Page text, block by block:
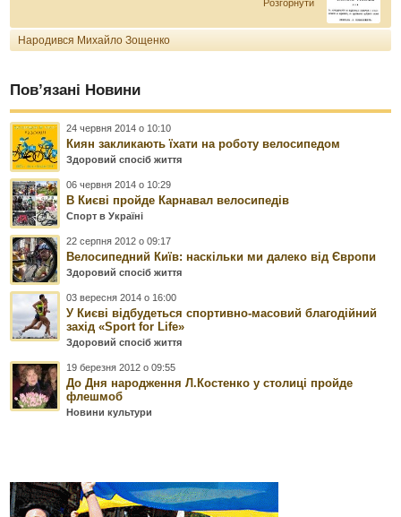
Розгорнути
Народився Михайло Зощенко
Пов’язані Новини
24 червня 2014 о 10:10
Киян закликають їхати на роботу велосипедом
Здоровий спосіб життя
06 червня 2014 о 10:29
В Києві пройде Карнавал велосипедів
Спорт в Україні
22 серпня 2012 о 09:17
Велосипедний Київ: наскільки ми далеко від Європи
Здоровий спосіб життя
03 вересня 2014 о 16:00
У Києві відбудеться спортивно-масовий благодійний
захід «Sport for Life»
Здоровий спосіб життя
19 березня 2012 о 09:55
До Дня народження Л.Костенко у столиці пройде
флешмоб
Новини культури